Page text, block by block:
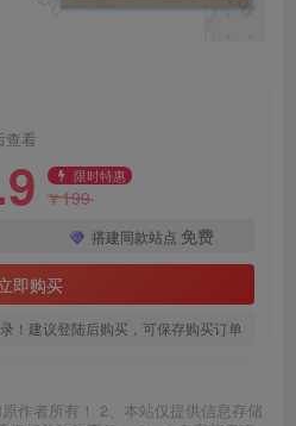
查看
限时特惠
¥199
搭建同款站点 免费
即购买
！建议登陆后购买，可保存购买订单
作者所有！ 2、本站仅提供信息存储